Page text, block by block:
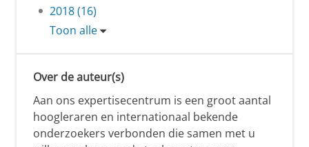
2018 (16)
Toon alle
Over de auteur(s)
Aan ons expertisecentrum is een groot aantal
hoogleraren en internationaal bekende
onderzoekers verbonden die samen met u